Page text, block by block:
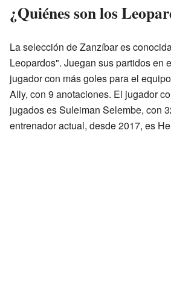
¿Quiénes son los
La selección de Zanzíbar es
Leopardos". Juegan sus partidos en
jugador con más goles para el
Ally, con 9 anotaciones. El jugador
jugados es Suleiman Selembe, con
entrenador actual, desde 2017, es